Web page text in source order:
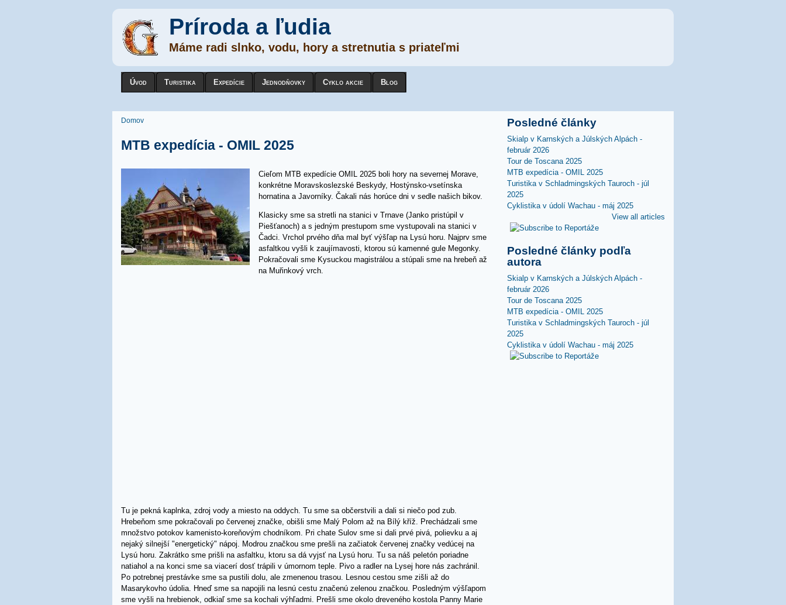
Príroda a ľudia
Máme radi slnko, vodu, hory a stretnutia s priateľmi
Úvod Turistika Expedície Jednodňovky Cyklo akcie Blog
Nachádzate sa tu
Domov
MTB expedícia - OMIL 2025
Cieľom MTB expedície OMIL 2025 boli hory na severnej Morave,
konkrétne Moravskoslezské Beskydy, Hostýnsko-vsetínska
hornatina a Javorníky. Čakali nás horúce dni v sedle našich bikov.
Klasicky sme sa stretli na stanici v Trnave (Janko pristúpil v
Piešťanoch) a s jedným prestupom sme vystupovali na stanici v
Čadci. Vrchol prvého dňa mal byť výšľap na Lysú horu. Najprv sme
asfaltkou vyšli k zaujímavosti, ktorou sú kamenné gule Megonky.
Pokračovali sme Kysuckou magistrálou a stúpali sme na hrebeň až
na Muřinkový vrch.
Tu je pekná kaplnka, zdroj vody a miesto na oddych. Tu sme sa občerstvili a dali si niečo pod zub.
Hrebeňom sme pokračovali po červenej značke, obišli sme Malý Polom až na Bílý kříž. Prechádzali sme
množstvo potokov kamenisto-koreňovým chodníkom. Pri chate Sulov sme si dali prvé pivá, polievku a aj
nejaký silnejší "energetický" nápoj. Modrou značkou sme prešli na začiatok červenej značky vedúcej na
Lysú horu. Zakrátko sme prišli na asfaltku, ktoru sa dá vyjsť na Lysú horu. Tu sa náš peletón poriadne
natiahol a na konci sme sa viacerí dosť trápili v úmornom teple. Pivo a radler na Lysej hore nás zachránil.
Po potrebnej prestávke sme sa pustili dolu, ale zmenenou trasou. Lesnou cestou sme zišli až do
Masarykovho údolia. Hneď sme sa napojili na lesnú cestu značenú zelenou značkou. Posledným výšľapom
sme vyšli na hrebienok, odkiaľ sme sa kochali výhľadmi. Prešli sme okolo dreveného kostola Panny Marie
Posledné články
Skialp v Karnských a Júlských Alpách -
február 2026
Tour de Toscana 2025
MTB expedícia - OMIL 2025
Turistika v Schladmingských Tauroch - júl
2025
Cyklistika v údolí Wachau - máj 2025
View all articles
Posledné články podľa
autora
Skialp v Karnských a Júlských Alpách -
február 2026
Tour de Toscana 2025
MTB expedícia - OMIL 2025
Turistika v Schladmingských Tauroch - júl
2025
Cyklistika v údolí Wachau - máj 2025